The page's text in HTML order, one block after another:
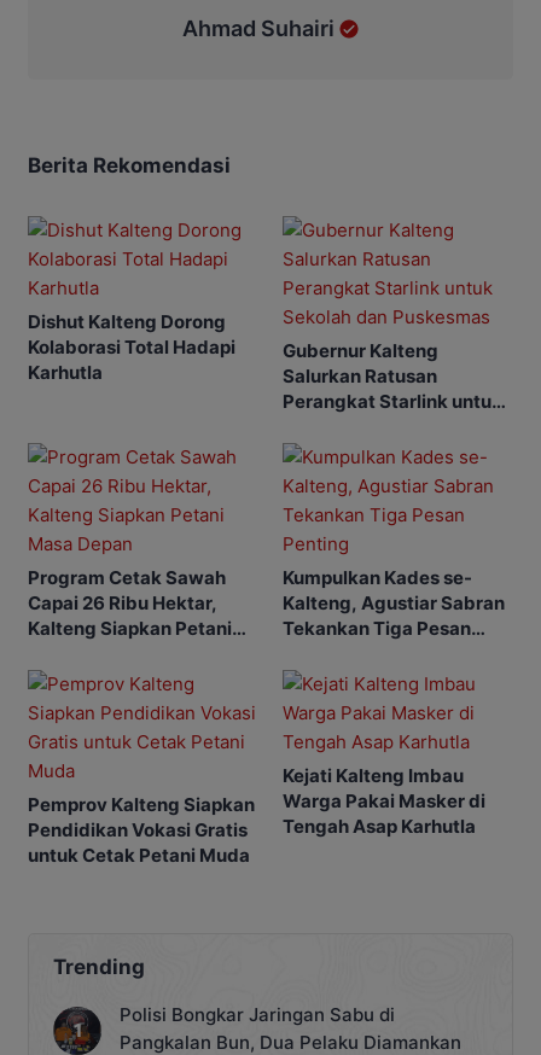
Ahmad Suhairi
Berita Rekomendasi
Dishut Kalteng Dorong
Kolaborasi Total Hadapi
Karhutla
Gubernur Kalteng
Salurkan Ratusan
Perangkat Starlink untuk
Program Cetak Sawah
Capai 26 Ribu Hektar,
Kalteng Siapkan Petani
Kumpulkan Kades se-
Kalteng, Agustiar Sabran
Tekankan Tiga Pesan
Pemprov Kalteng Siapkan
Pendidikan Vokasi Gratis
untuk Cetak Petani Muda
Kejati Kalteng Imbau
Warga Pakai Masker di
Tengah Asap Karhutla
Trending
Polisi Bongkar Jaringan Sabu di
Pangkalan Bun, Dua Pelaku Diamankan